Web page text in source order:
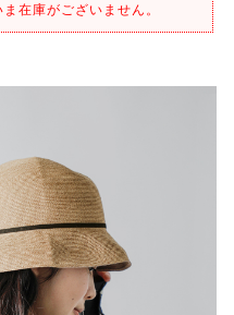
在庫がございません。